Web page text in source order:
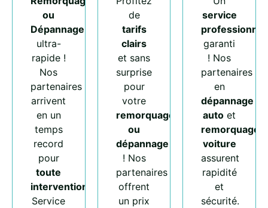
ou
Dépannage
ultra-
rapide !
Nos
partenaires
arrivent
en un
temps
record
pour
toute
intervention
Service
de
tarifs
clairs
et sans
surprise
pour
votre
remorquage
ou
dépannage
! Nos
partenaires
offrent
un prix
service
professionnel
garanti
! Nos
partenaires
en
dépannage
auto et
remorquage
voiture
assurent
rapidité
et
sécurité.